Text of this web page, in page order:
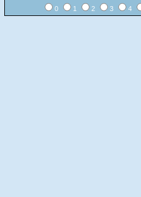
0 1 2 3 4